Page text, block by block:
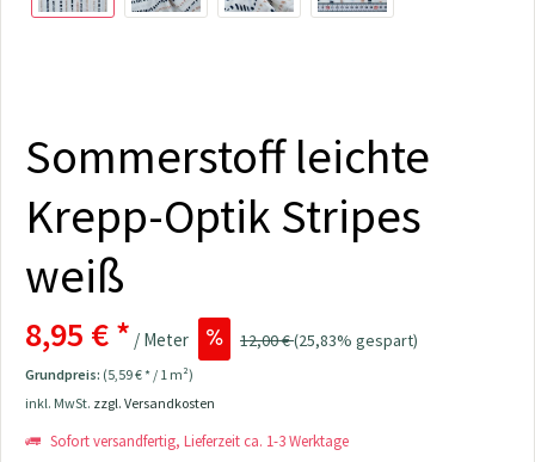
Sommerstoff leichte
Krepp-Optik Stripes
weiß
8,95 € * / Meter 12,00 €(25,83% gespart)
Grundpreis: (5,59 € * / 1 m²)
inkl. MwSt. zzgl. Versandkosten
Sofort versandfertig, Lieferzeit ca. 1-3 Werktage